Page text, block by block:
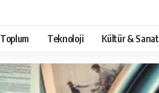
Toplum Teknoloji Kültür & Sanat